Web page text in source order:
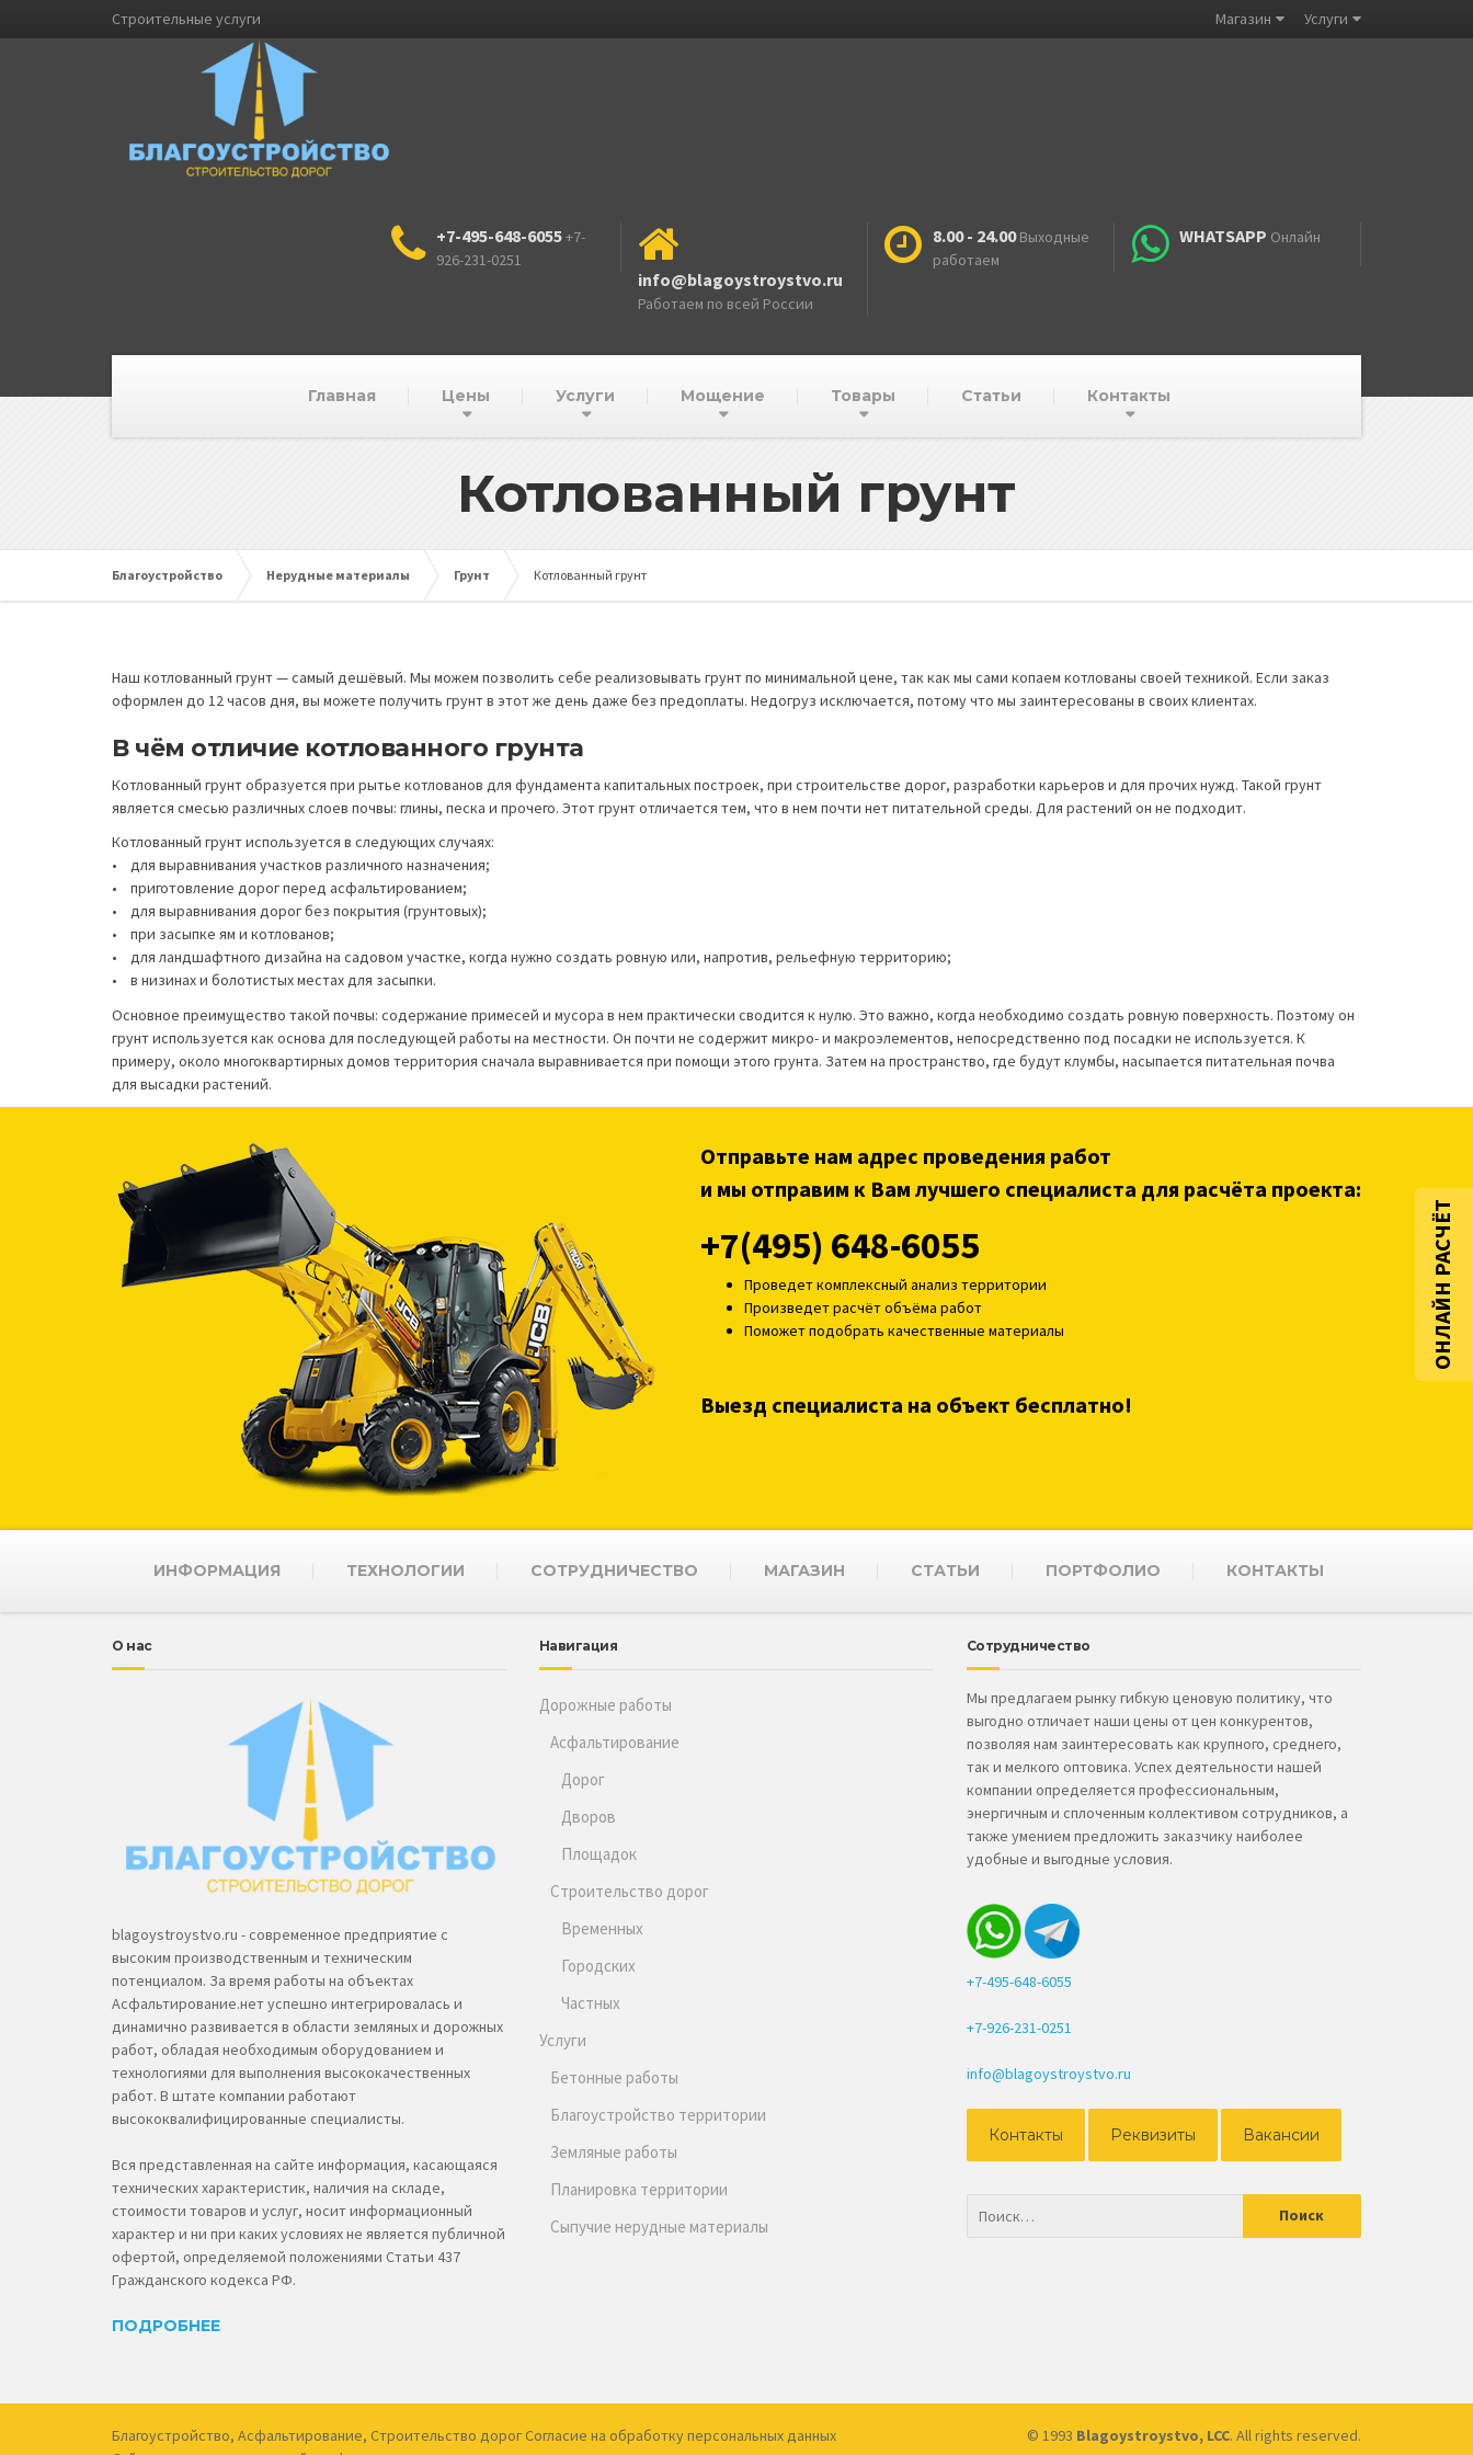
Строительные услуги Магазин Услуги
+7-495-648-6055+7-
926-231-0251
info@blagoystroystvo.ru
Работаем по всей России
8.00 - 24.00 Выходные
работаем
WHATSAPP Онлайн
Главная Цены Услуги Мощение Товары Статьи Контакты
Котлованный грунт
Благоустройство Нерудные материалы Грунт Котлованный грунт
Наш котлованный грунт — самый дешёвый. Мы можем позволить себе реализовывать грунт по минимальной цене, так как мы сами копаем котлованы своей техникой. Если заказ
оформлен до 12 часов дня, вы можете получить грунт в этот же день даже без предоплаты. Недогруз исключается, потому что мы заинтересованы в своих клиентах.
В чём отличие котлованного грунта
Котлованный грунт образуется при рытье котлованов для фундамента капитальных построек, при строительстве дорог, разработки карьеров и для прочих нужд. Такой грунт
является смесью различных слоев почвы: глины, песка и прочего. Этот грунт отличается тем, что в нем почти нет питательной среды. Для растений он не подходит.
Котлованный грунт используется в следующих случаях:
• для выравнивания участков различного назначения;
• приготовление дорог перед асфальтированием;
• для выравнивания дорог без покрытия (грунтовых);
• при засыпке ям и котлованов;
• для ландшафтного дизайна на садовом участке, когда нужно создать ровную или, напротив, рельефную территорию;
• в низинах и болотистых местах для засыпки.
Основное преимущество такой почвы: содержание примесей и мусора в нем практически сводится к нулю. Это важно, когда необходимо создать ровную поверхность. Поэтому он
грунт используется как основа для последующей работы на местности. Он почти не содержит микро- и макроэлементов, непосредственно под посадки не используется. К
примеру, около многоквартирных домов территория сначала выравнивается при помощи этого грунта. Затем на пространство, где будут клумбы, насыпается питательная почва
для высадки растений.
ОНЛАЙН РАСЧЁТ
Отправьте нам адрес проведения работ
и мы отправим к Вам лучшего специалиста для расчёта проекта:
+7(495) 648-6055
Проведет комплексный анализ территории
Произведет расчёт объёма работ
Поможет подобрать качественные материалы
Выезд специалиста на объект бесплатно!
ИНФОРМАЦИЯ ТЕХНОЛОГИИ СОТРУДНИЧЕСТВО МАГАЗИН СТАТЬИ ПОРТФОЛИО КОНТАКТЫ
О нас
blagoystroystvo.ru - современное предприятие с
высоким производственным и техническим
потенциалом. За время работы на объектах
Асфальтирование.нет успешно интегрировалась и
динамично развивается в области земляных и дорожных
работ, обладая необходимым оборудованием и
технологиями для выполнения высококачественных
работ. В штате компании работают
высококвалифицированные специалисты.
Вся представленная на сайте информация, касающаяся
технических характеристик, наличия на складе,
стоимости товаров и услуг, носит информационный
характер и ни при каких условиях не является публичной
офертой, определяемой положениями Статьи 437
Гражданского кодекса РФ.
ПОДРОБНЕЕ
Навигация
Дорожные работы
Асфальтирование
Дорог
Дворов
Площадок
Строительство дорог
Временных
Городских
Частных
Услуги
Бетонные работы
Благоустройство территории
Земляные работы
Планировка территории
Сыпучие нерудные материалы
Сотрудничество
Мы предлагаем рынку гибкую ценовую политику, что
выгодно отличает наши цены от цен конкурентов,
позволяя нам заинтересовать как крупного, среднего,
так и мелкого оптовика. Успех деятельности нашей
компании определяется профессиональным,
энергичным и сплоченным коллективом сотрудников, а
также умением предложить заказчику наиболее
удобные и выгодные условия.
+7-495-648-6055
+7-926-231-0251
info@blagoystroystvo.ru
Контакты Реквизиты Вакансии
Благоустройство, Асфальтирование, Строительство дорогСогласие на обработкуперсональных данных
© 1993 Blagoystroystvo, LCC. All rights reserved.